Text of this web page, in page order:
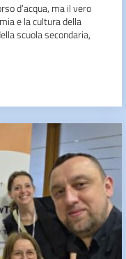
d’acqua, ma il vero
e la cultura della
scuola secondaria,